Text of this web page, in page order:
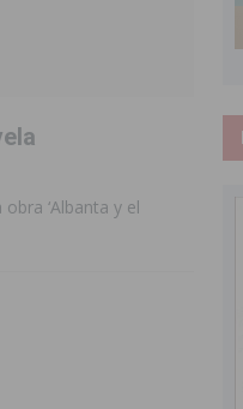
‘Albanta y el